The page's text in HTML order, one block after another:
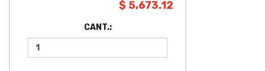
$ 5,673.12
CANT.: